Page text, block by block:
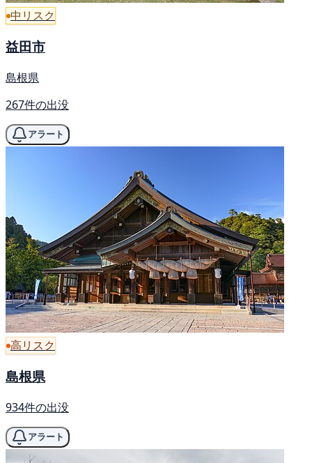
中リスク
益田市
島根県
267件の出没
アラート
高リスク
島根県
934件の出没
アラート